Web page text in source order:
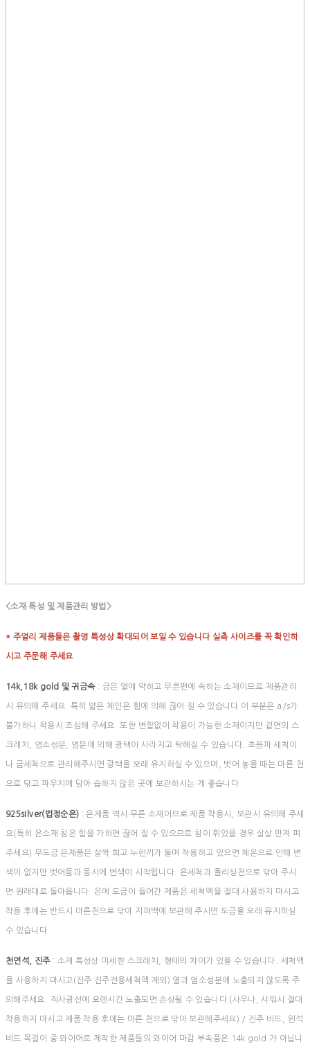
<소재 특성 및 제품관리 방법>
* 주얼리 제품들은 촬영 특성상 확대되어 보일 수 있습니다 실측 사이즈를 꼭 확인하
시고 주문해 주세요
14k,18k gold 및 귀금속: 금은 열에 약하고 무른편에 속하는 소재이므로 제품관리
시 유의해 주세요. 특히 얇은 체인은 힘에 의해 끊어 질 수 있습니다 이 부분은 a/s가
불가하니 착용시 조심해 주세요. 또한 변함없이 착용이 가능한 소재이지만 겉면의 스
크레치, 염소성분, 염분에 의해 광택이 사라지고 탁해질 수 있습니다. 초음파 세척이
나 금세척으로 관리해주시면 광택을 오래 유지하실 수 있으며, 벗어 놓을 때는 마른 천
으로 닦고 파우치에 담아 습하지 않은 곳에 보관하시는 게 좋습니다.
925silver(법정순은) : 은제품 역시 무른 소재이므로 제품 착용시, 보관시 유의해 주세
요(특히 은소재 침은 힘을 가하면 끊어 질 수 있으므로 침이 휘었을 경우 살살 만져 펴
주세요) 무도금 은제품은 살짝 희고 누런끼가 돌며 착용하고 있으면 체온으로 인해 변
색이 없지만 벗어둠과 동시에 변색이 시작됩니다. 은세척과 폴리싱천으로 닦아 주시
면 원래대로 돌아옵니다. 은에 도금이 들어간 제품은 세척액을 절대 사용하지 마시고
착용 후에는 반드시 마른천으로 닦아 지퍼백에 보관해 주시면 도금을 오래 유지하실
수 있습니다.
천연석, 진주: 소재 특성상 미세한 스크래치, 형태의 차이가 있을 수 있습니다. 세척액
을 사용하지 마시고(진주:진주전용세척액 제외) 열과 염소성분에 노출되지 않도록 주
의해주세요. 직사광선에 오랜시간 노출되면 손상될 수 있습니다 (사우나, 샤워시 절대
착용하지 마시고 제품 착용 후에는 마른 천으로 닦아 보관해주세요) / 진주 비드, 원석
비드 목걸이 중 와이어로 제작한 제품들의 와이어 마감 부속품은 14k gold 가 아닙니